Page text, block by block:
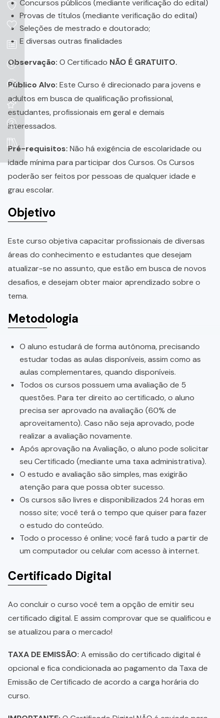
Concursos públicos (mediante verificação do edital)
Provas de títulos (mediante verificação do edital)
Seleções de mestrado e doutorado;
E diversas outras finalidades
Observação: O Certificado NÃO É GRATUITO.
Público Alvo: Este Curso é direcionado para jovens e
adultos em busca de qualificação profissional,
estudantes, profissionais em geral e demais
interessados.
Pré-requisitos: Não há exigência de escolaridade ou
idade mínima para participar dos Cursos. Os Cursos
poderão ser feitos por pessoas de qualquer idade e
grau escolar.
Objetivo
Este curso objetiva capacitar profissionais de diversas
áreas do conhecimento e estudantes que desejam
atualizar-se no assunto, que estão em busca de novos
desafios, e desejam obter maior aprendizado sobre o
tema.
Metodologia
O aluno estudará de forma autônoma, precisando
estudar todas as aulas disponíveis, assim como as
aulas complementares, quando disponíveis.
Todos os cursos possuem uma avaliação de 5
questões. Para ter direito ao certificado, o aluno
precisa ser aprovado na avaliação (60% de
aproveitamento). Caso não seja aprovado, pode
realizar a avaliação novamente.
Após aprovação na Avaliação, o aluno pode solicitar
seu Certificado (mediante uma taxa administrativa).
O estudo e avaliação são simples, mas exigirão
atenção para que possa obter sucesso.
Os cursos são livres e disponibilizados 24 horas em
nosso site; você terá o tempo que quiser para fazer
o estudo do conteúdo.
Todo o processo é online; você fará tudo a partir de
um computador ou celular com acesso à internet.
Certificado Digital
Ao concluir o curso você tem a opção de emitir seu
certificado digital. E assim comprovar que se qualificou e
se atualizou para o mercado!
TAXA DE EMISSÃO: A emissão do certificado digital é
opcional e fica condicionada ao pagamento da Taxa de
Emissão de Certificado de acordo a carga horária do
curso.